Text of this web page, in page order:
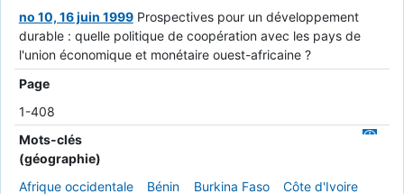
no 10, 16 juin 1999 Prospectives pour un développement
durable : quelle politique de coopération avec les pays de
l'union économique et monétaire ouest-africaine ?
Page
1-408
Mots-clés
(géographie)
Afrique occidentale
Bénin Burkina Faso
Côte d'Ivoire